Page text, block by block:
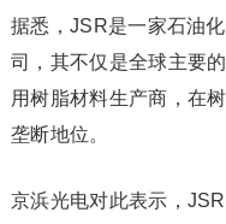
据悉，JSR是一家石油
司，其不仅是全球主要
用树脂材料生产商，在
垄断地位。
京浜光电对此表示，